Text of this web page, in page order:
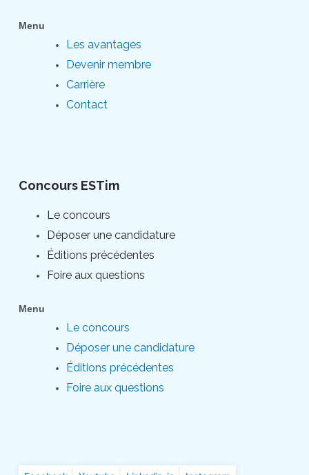
Menu
Les avantages
Devenir membre
Carrière
Contact
Concours ESTim
Le concours
Déposer une candidature
Éditions précédentes
Foire aux questions
Menu
Le concours
Déposer une candidature
Éditions précédentes
Foire aux questions